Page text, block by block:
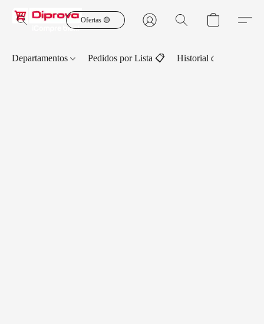
Ofertas 🟡
Departamentos Pedidos por Lista 📋 Historial de Pedidos